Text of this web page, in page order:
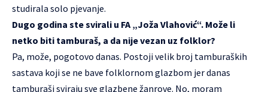
studirala solo pjevanje.
Dugo godina ste svirali u FA „Joža Vlahović“. Može li
netko biti tamburaš, a da nije vezan uz folklor?
Pa, može, pogotovo danas. Postoji velik broj tamburaških
sastava koji se ne bave folklornom glazbom jer danas
tamburaši sviraju sve glazbene žanrove. No, moram